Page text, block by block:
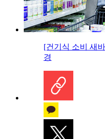
[건기식 소비 새
경